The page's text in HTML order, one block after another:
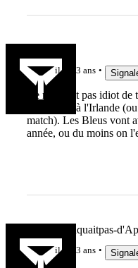
il y a 3 ans
Ce ne serait pas idiot
Lebel face à l'Irlande
match). Les Bleus vont
année, ou du moins on
Gio-nemanquaitpas-
il y a 3 ans